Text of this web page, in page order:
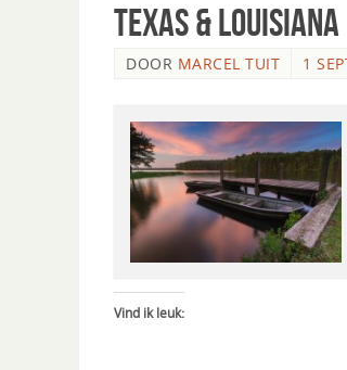
Texas & Louisiana
DOOR MARCEL TUIT 1
Vind ik leuk: